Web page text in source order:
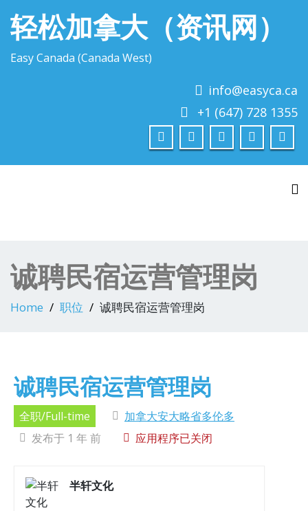
轻松加拿大（资讯网）
Easy Canada (Canada West)
info@easyca.ca
+1 (647) 728 1355
诚聘民宿运营管理岗
Home 职位 诚聘民宿运营管理岗
诚聘民宿运营管理岗
全职/Full-time
加拿大安大略省多伦多
发布于 1 年 前
应用程序已关闭
半轩文化